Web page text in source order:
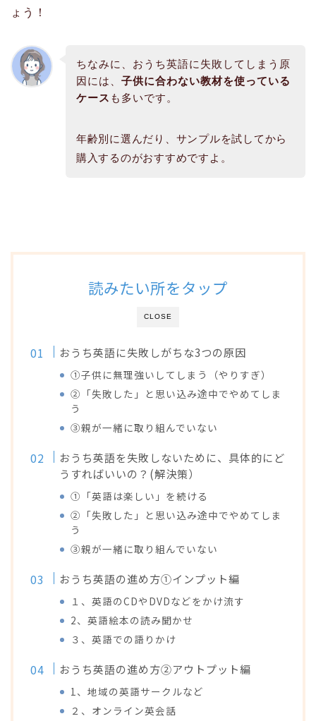
ょう！
ちなみに、おうち英語に失敗してしまう原
因には、 子供に合わない教材を使っている
ケース も多いです。
年齢別に選んだり、サンプルを試してから
購入するのがおすすめですよ。
CLOSE
読みたい所をタップ
おうち英語に失敗しがちな3つの原因
①子供に無理強いしてしまう（やりすぎ）
②「失敗した」と思い込み途中でやめてしま
う
③親が一緒に取り組んでいない
おうち英語を失敗しないために、具体的にど
うすればいいの？(解決策）
①「英語は楽しい」を続ける
②「失敗した」と思い込み途中でやめてしま
う
③親が一緒に取り組んでいない
おうち英語の進め方①インプット編
１、英語のCDやDVDなどをかけ流す
2、英語絵本の読み聞かせ
３、英語での語りかけ
おうち英語の進め方②アウトプット編
1、地域の英語サークルなど
２、オンライン英会話